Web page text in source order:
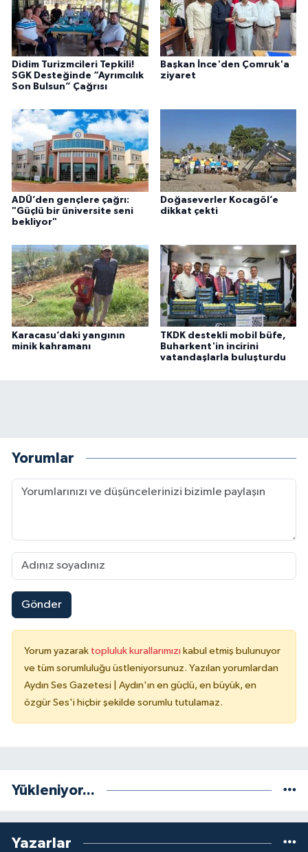
Didim Turizmcileri Tepkili!
SGK Desteğinde “Ayrımcılık
Son Bulsun” Çağrısı
Başkan İnce'den Çomruk'a
ziyaret
ADÜ’den gençlere çağrı:
"Güçlü bir üniversite seni
bekliyor"
Doğaseverler Kocagöl’e
dikkat çekti
Karacasu’daki yangının
minik kahramanı
TKDK destekli mobil büfe,
Buharkent'in incirini
vatandaşlarla buluşturdu
Yorumlar
Gönder
Yorum yazarak topluluk kurallarımızı kabul etmiş bulunuyor
ve tüm sorumluluğu üstleniyorsunuz. Yazılan yorumlardan
Aydın Ses Gazetesi | Aydın'ın en güçlü, en büyük, en
özgür Ses'i hiçbir şekilde sorumlu tutulamaz.
Yükleniyor...
Yazarlar